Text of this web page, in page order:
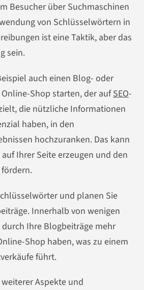
Besucher über Suchmaschinen
von Schlüsselwörtern in
ist eine Taktik, aber das
sein.
auch einen Blog- oder
Shop starten, der aufSEO-
die nützliche Informationen
haben, in den
hochzuranken. Das kann
Ihrer Seite erzeugen und den
und planen Sie
Innerhalb von wenigen
Ihre Blogbeiträge mehr
Shop haben, was zu einem
führt.
Aspekte und